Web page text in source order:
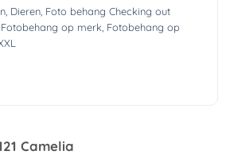
, Dieren, Foto behang Checking out
Fotobehang op merk Fotobehang op
Camelia